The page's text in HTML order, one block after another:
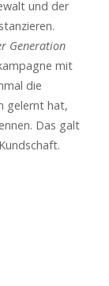
und der
Generation
mit
die
gelernt hat,
Das galt